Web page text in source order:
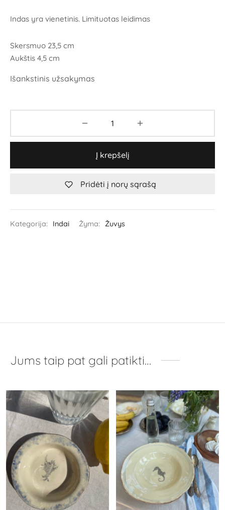
Indas yra vienetinis. Limituotas leidimas
Skersmuo 23,5 cm
Aukštis 4,5 cm
Išankstinis užsakymas
Į krepšelį
Pridėti į norų sąrašą
Kategorija: Indai Žyma: Žuvys
Jums taip pat gali patikti…